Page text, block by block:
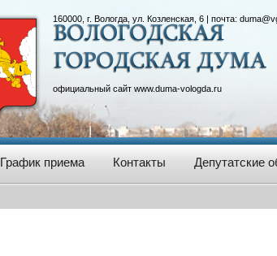
160000, г. Вологда, ул. Козленская, 6 | почта:
официальный сайт www.duma-vologda.ru
График приема Контакты Депутатские